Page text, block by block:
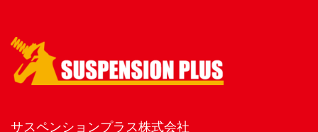
サスペンションプラス株式会社